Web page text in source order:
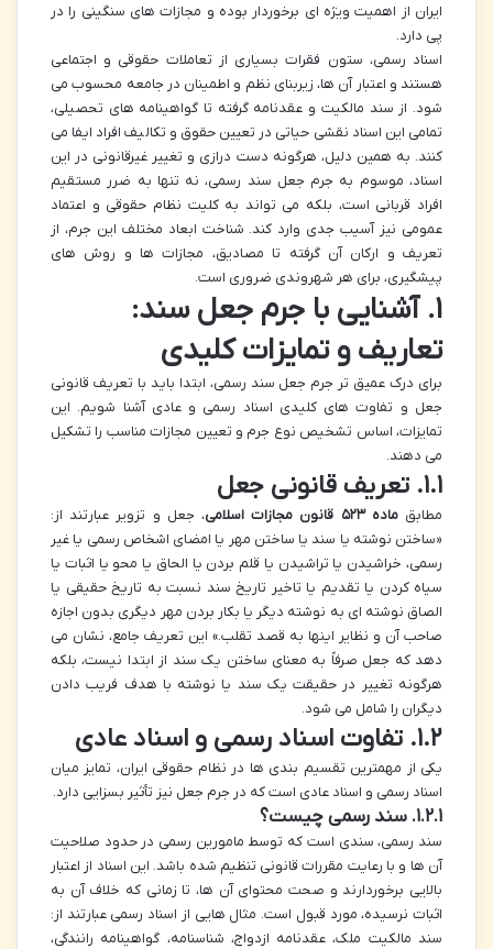
ایران از اهمیت ویژه ای برخوردار بوده و مجازات های سنگینی را در
پی دارد.
اسناد رسمی، ستون فقرات بسیاری از تعاملات حقوقی و اجتماعی
هستند و اعتبار آن ها، زیربنای نظم و اطمینان در جامعه محسوب می
شود. از سند مالکیت و عقدنامه گرفته تا گواهینامه های تحصیلی،
تمامی این اسناد نقشی حیاتی در تعیین حقوق و تکالیف افراد ایفا می
کنند. به همین دلیل، هرگونه دست درازی و تغییر غیرقانونی در این
اسناد، موسوم به جرم جعل سند رسمی، نه تنها به ضرر مستقیم
افراد قربانی است، بلکه می تواند به کلیت نظام حقوقی و اعتماد
عمومی نیز آسیب جدی وارد کند. شناخت ابعاد مختلف این جرم، از
تعریف و ارکان آن گرفته تا مصادیق، مجازات ها و روش های
پیشگیری، برای هر شهروندی ضروری است.
۱. آشنایی با جرم جعل سند:
تعاریف و تمایزات کلیدی
برای درک عمیق تر جرم جعل سند رسمی، ابتدا باید با تعریف قانونی
جعل و تفاوت های کلیدی اسناد رسمی و عادی آشنا شویم. این
تمایزات، اساس تشخیص نوع جرم و تعیین مجازات مناسب را تشکیل
می دهند.
۱.۱. تعریف قانونی جعل
مطابقماده ۵۲۳ قانون مجازات اسلامی
، جعل و تزویر عبارتند از:
«ساختن نوشته یا سند یا ساختن مهر یا امضای اشخاص رسمی یا غیر
رسمی، خراشیدن یا تراشیدن یا قلم بردن یا الحاق یا محو یا اثبات یا
سیاه کردن یا تقدیم یا تاخیر تاریخ سند نسبت به تاریخ حقیقی یا
الصاق نوشته ای به نوشته دیگر یا بکار بردن مهر دیگری بدون اجازه
صاحب آن و نظایر اینها به قصد تقلب.» این تعریف جامع، نشان می
دهد که جعل صرفاً به معنای ساختن یک سند از ابتدا نیست، بلکه
هرگونه تغییر در حقیقت یک سند یا نوشته با هدف فریب دادن
دیگران را شامل می شود.
۱.۲. تفاوت اسناد رسمی و اسناد عادی
یکی از مهمترین تقسیم بندی ها در نظام حقوقی ایران، تمایز میان
اسناد رسمی و اسناد عادی است که در جرم جعل نیز تأثیر بسزایی دارد.
۱.۲.۱. سند رسمی چیست؟
سند رسمی، سندی است که توسط مامورین رسمی در حدود صلاحیت
آن ها و با رعایت مقررات قانونی تنظیم شده باشد. این اسناد از اعتبار
بالایی برخوردارند و صحت محتوای آن ها، تا زمانی که خلاف آن به
اثبات نرسیده، مورد قبول است. مثال هایی از اسناد رسمی عبارتند از:
سند مالکیت ملک، عقدنامه ازدواج، شناسنامه، گواهینامه رانندگی،